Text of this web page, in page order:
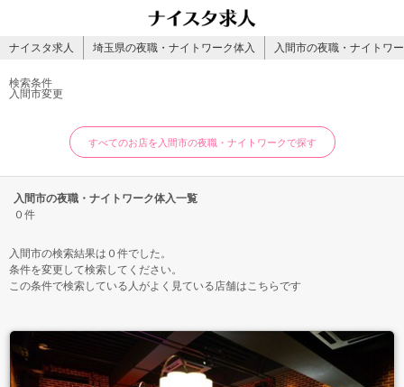
ナイスタ求人 埼玉県の夜職・ナイトワーク体入 入間市の夜職・ナイトワ
検索条件
入間市変更
すべてのお店を入間市の夜職・ナイトワークで探す
入間市の夜職・ナイトワーク体入一覧
０件
入間市の検索結果は０件でした。
条件を変更して検索してください。
この条件で検索している人がよく見ている店舗はこちらです